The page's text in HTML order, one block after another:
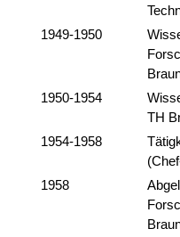
1949-1950
1950-1954
TH
1954-1958
1958